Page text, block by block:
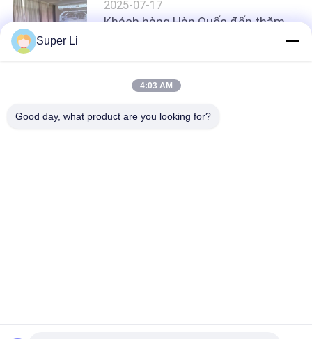
CHÍNH
SÁCH
MẬT
2025-07-17
Khách hàng Hàn Quốc đến thăm
Super Li
4:03 AM
Good day, what product are you looking for?